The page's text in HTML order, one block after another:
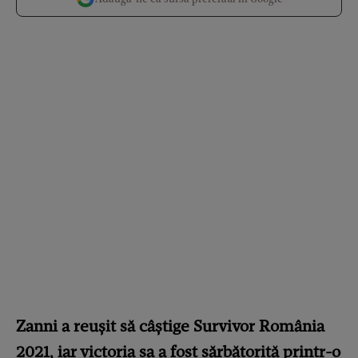
Zanni a reușit să câștige Survivor România
2021, iar victoria sa a fost sărbătorită printr-o